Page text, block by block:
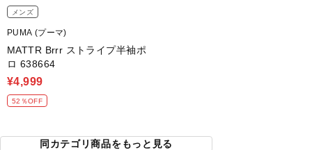
メンズ
PUMA (プーマ)
MATTR Brrr ストライプ半袖ポ
ロ 638664
¥4,999
52％OFF
同カテゴリ商品をもっと見る